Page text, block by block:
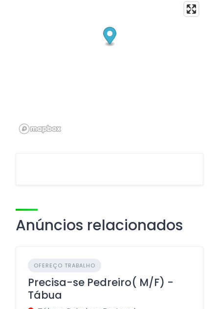
Anúncios relacionados
OFEREÇO TRABALHO
Precisa-se Pedreiro( M/F) -
Tábua